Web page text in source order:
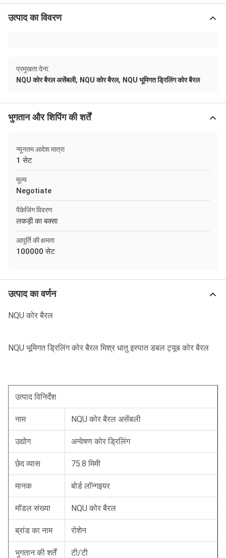
उत्पाद का विवरण
प्रमुखता देना:
NQU कोर बैरल असेंबली, NQU कोर बैरल, NQU भूमिगत ड्रिलिंग कोर बैरल
भुगतान और शिपिंग की शर्तें
न्यूनतम आदेश मात्रा
1 सेट
मूल्य
Negotiate
पैकेजिंग विवरण
लकड़ी का बक्सा
आपूर्ति की क्षमता
100000 सेट
उत्पाद का वर्णन
NQU कोर बैरल
NQU भूमिगत ड्रिलिंग कोर बैरल मिश्र धातु इस्पात डबल ट्यूब कोर बैरल
उत्पाद विनिर्देश
नाम NQU कोर बैरल असेंबली
उद्योग अन्वेषण कोर ड्रिलिंग
छेद व्यास 75.8 मिमी
मानक बोर्ड लॉन्गइयर
मॉडल संख्या NQU कोर बैरल
ब्रांड का नाम रोशेन
भुगतान की शर्तें टी/टी